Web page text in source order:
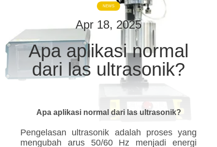
HUBUNGI
KAMI
KASUS
NEWS
Apr 18, 2025
Apa aplikasi normal
dari las ultrasonik?
Apa aplikasi normal dari las ultrasonik?
Pengelasan ultrasonik adalah proses yang
mengubah arus 50/60 Hz menjadi energi